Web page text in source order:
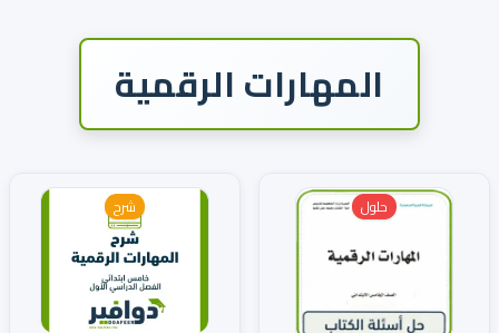
المهارات الرقمية
حلول شرح